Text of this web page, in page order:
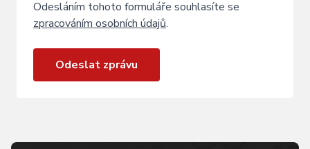
Odesláním tohoto formuláře souhlasíte se
zpracováním osobních údajů.
Odeslat zprávu